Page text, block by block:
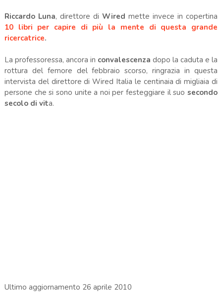
Riccardo Luna, direttore di Wired mette invece in copertina
10 libri per capire di più la mente di questa grande
ricercatrice.
La professoressa, ancora in convalescenza dopo la caduta e la
rottura del femore del febbraio scorso, ringrazia in questa
intervista del direttore di Wired Italia le centinaia di migliaia di
persone che si sono unite a noi per festeggiare il suosecondo
secolo di vita.
Ultimo aggiornamento 26 aprile 2010